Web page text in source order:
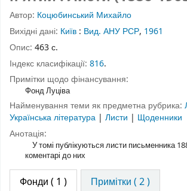
Автор: Коцюбинський Михайло
Вихідні дані: Київ : Вид. АНУ РСР, 1961
Опис: 463 с.
Індекс класифікації: 816.
Примітки щодо фінансування:
Фонд Луціва
Найменування теми як предметна рубрика:
Українська література | Листи | Щоденники
Анотація:
У томі публікуються листи письменника
коментарі до них
Фонди ( 1 ) Примітки ( 2 )